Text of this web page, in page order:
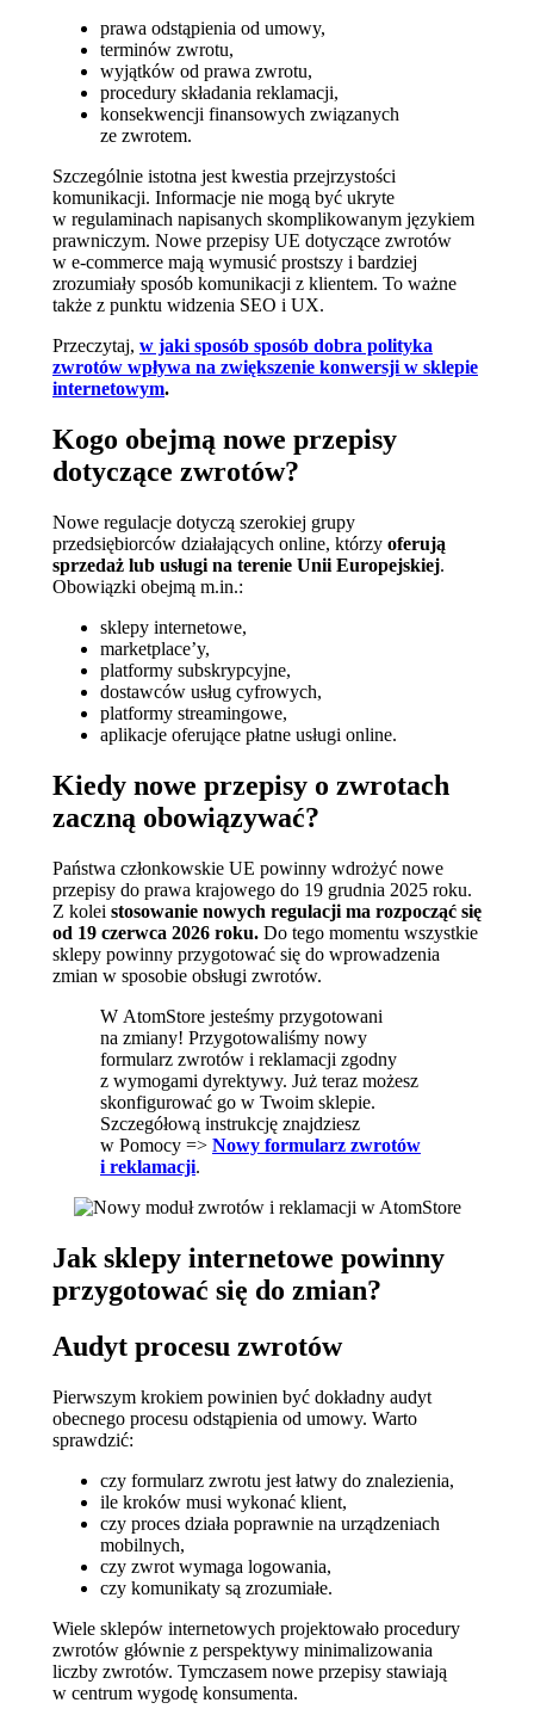
prawa odstąpienia od umowy,
terminów zwrotu,
wyjątków od prawa zwrotu,
procedury składania reklamacji,
konsekwencji finansowych związanych
ze zwrotem.
Szczególnie istotna jest kwestia przejrzystości
komunikacji. Informacje nie mogą być ukryte
w regulaminach napisanych skomplikowanym językiem
prawniczym. Nowe przepisy UE dotyczące zwrotów
w e‑commerce mają wymusić prostszy i bardziej
zrozumiały sposób komunikacji z klientem. To ważne
także z punktu widzenia SEO i UX.
Przeczytaj, w jaki sposób sposób dobra polityka
zwrotów wpływa na zwiększenie konwersji w sklepie
internetowym.
Kogo obejmą nowe przepisy
dotyczące zwrotów?
Nowe regulacje dotyczą szerokiej grupy
przedsiębiorców działających online, którzy oferują
sprzedaż lub usługi na terenie Unii Europejskiej.
Obowiązki obejmą m.in.:
sklepy internetowe,
marketplace’y,
platformy subskrypcyjne,
dostawców usług cyfrowych,
platformy streamingowe,
aplikacje oferujące płatne usługi online.
Kiedy nowe przepisy o zwrotach
zaczną obowiązywać?
Państwa członkowskie UE powinny wdrożyć nowe
przepisy do prawa krajowego do 19 grudnia 2025 roku.
Z kolei stosowanie nowych regulacji ma rozpocząć się
od 19 czerwca 2026 roku. Do tego momentu wszystkie
sklepy powinny przygotować się do wprowadzenia
zmian w sposobie obsługi zwrotów.
W AtomStore jesteśmy przygotowani
na zmiany! Przygotowaliśmy nowy
formularz zwrotów i reklamacji zgodny
z wymogami dyrektywy. Już teraz możesz
skonfigurować go w Twoim sklepie.
Szczegółową instrukcję znajdziesz
w Pomocy => Nowy formularz zwrotów
i reklamacji.
Jak sklepy internetowe powinny
przygotować się do zmian?
Audyt procesu zwrotów
Pierwszym krokiem powinien być dokładny audyt
obecnego procesu odstąpienia od umowy. Warto
sprawdzić:
czy formularz zwrotu jest łatwy do znalezienia,
ile kroków musi wykonać klient,
czy proces działa poprawnie na urządzeniach
mobilnych,
czy zwrot wymaga logowania,
czy komunikaty są zrozumiałe.
Wiele sklepów internetowych projektowało procedury
zwrotów głównie z perspektywy minimalizowania
liczby zwrotów. Tymczasem nowe przepisy stawiają
w centrum wygodę konsumenta.